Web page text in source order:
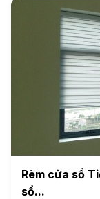
Rèm cửa sổ
sổ...